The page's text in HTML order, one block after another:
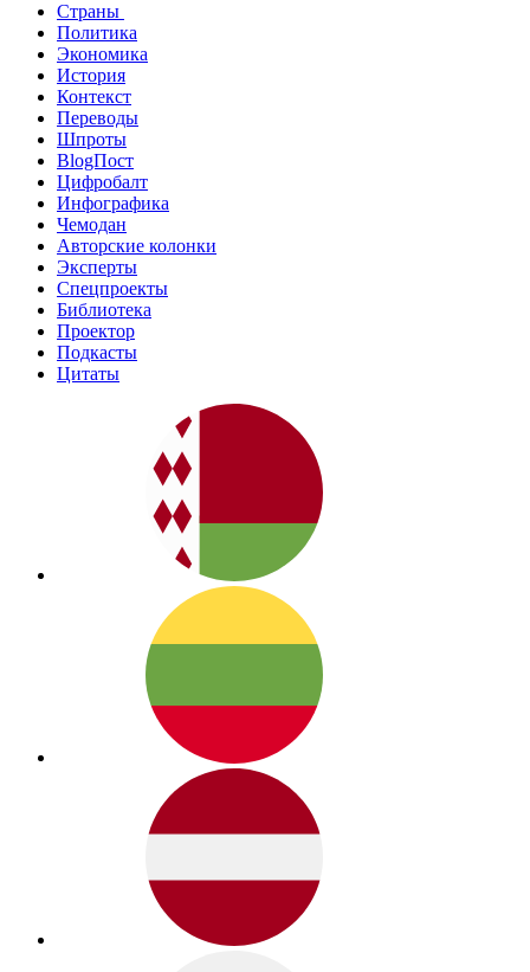
Страны
Политика
Экономика
История
Контекст
Переводы
Шпроты
BlogПост
Цифробалт
Инфографика
Чемодан
Авторские колонки
Эксперты
Спецпроекты
Библиотека
Проектор
Подкасты
Цитаты